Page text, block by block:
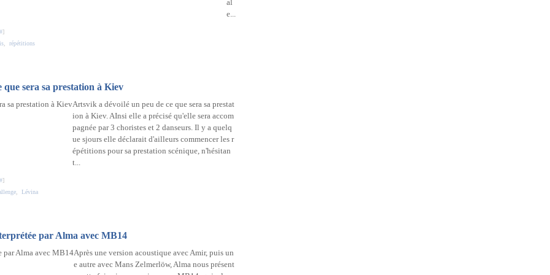
al
e...
#]
répétitions
sera sa prestation à Kiev
Artsvik a dévoilé un peu de ce que sera sa prestat
ion à Kiev. AInsi elle a précisé qu'elle sera accom
pagnée par 3 choristes et 2 danseurs. Il y a quelq
ue sjours elle déclarait d'ailleurs commencer les r
épétitions pour sa prestation scénique, n'hésitan
t...
#]
Lévina
par Alma avec MB14
Après une version acoustique avec Amir, puis un
e autre avec Mans Zelmerlöw, Alma nous présent